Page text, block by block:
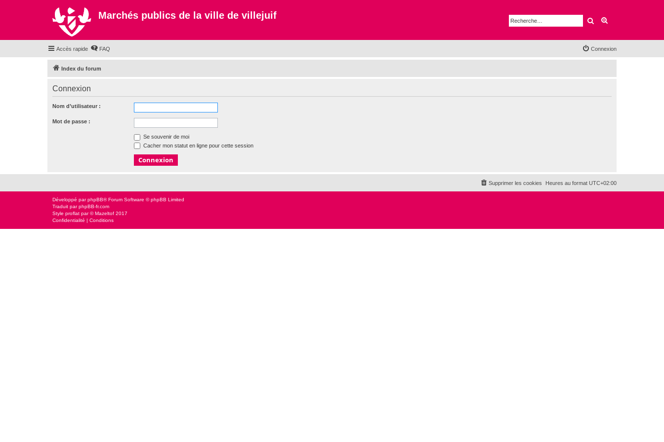
Marchés publics de la ville de villejuif Rechercher
Accès rapide FAQ Connexion
Index du forum
Connexion
Nom d’utilisateur :
Mot de passe :
Se souvenir de moi
Cacher mon statut en ligne pour cette session
Heures au format UTC+02:00
Supprimer les cookies
Développé parphpBB® Forum Software © phpBB Limited
Traduit parphpBB-fr.com
Style proflat par ©Mazeltof 2017
Confidentialité | Conditions